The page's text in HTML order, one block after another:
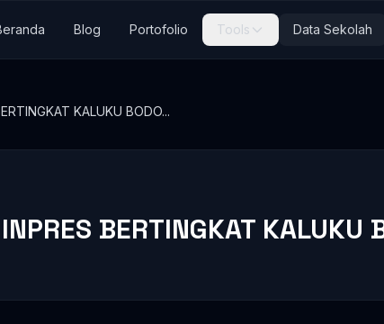
Blog Portofolio Tools Data Sekolah
KALUKU BODO...
BERTINGKAT KALUKU